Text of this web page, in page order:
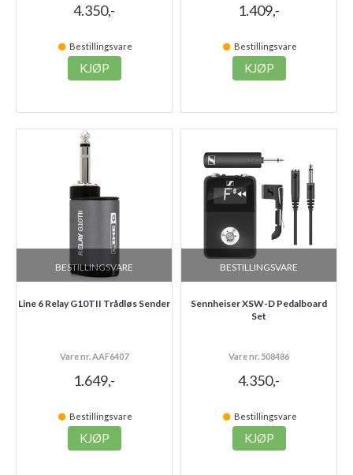
4.350,-
Bestillingsvare
KJØP
1.409,-
Bestillingsvare
KJØP
BESTILLINGSVARE
Line 6 Relay G10TII Trådløs Sender
Vare nr. AAF6407
1.649,-
Bestillingsvare
KJØP
BESTILLINGSVARE
Sennheiser XSW-D Pedalboard
Set
Vare nr. 508486
4.350,-
Bestillingsvare
KJØP